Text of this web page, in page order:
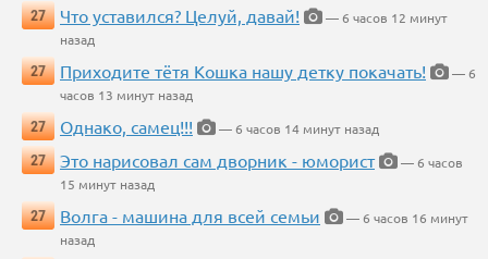
27
Что уставился? Целуй, давай!
— 6 часов 12 минут
назад
27
Приходите тётя Кошка нашу детку покачать!
— 6
часов 13 минут назад
27
Однако, самец!!!
— 6 часов 14 минут назад
27
Это нарисовал сам дворник - юморист
— 6 часов
15 минут назад
27
Волга - машина для всей семьи
— 6 часов 16 минут
назад